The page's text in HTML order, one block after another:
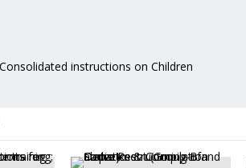
instructions on Children